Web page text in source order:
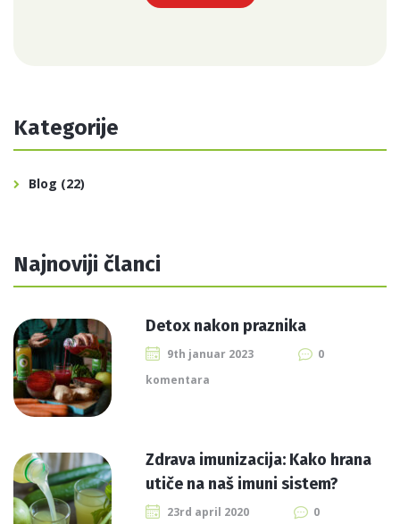
Kategorije
Blog (22)
Najnoviji članci
Detox nakon praznika
9th januar 2023
0
komentara
Zdrava imunizacija: Kako hrana
utiče na naš imuni sistem?
23rd april 2020
0